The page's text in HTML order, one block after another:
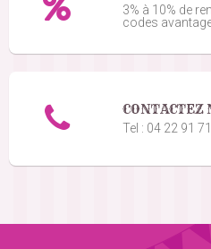
3% à 10% de
codes
CONTACTEZ
Tel : 04 22 91